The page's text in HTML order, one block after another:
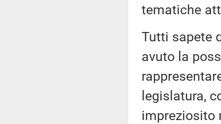
tematiche
Tutti sapete
avuto la
legislatura,
impreziosito